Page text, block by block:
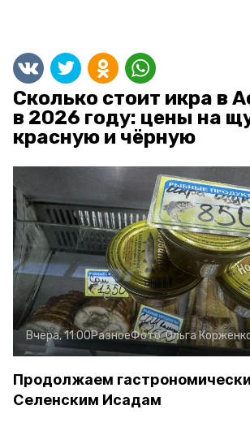
Сколько стоит икра в
в 2026 году: цены на
красную и чёрную
Вчера, 11:00РазноеФото:Ольга
Продолжаем
Селенским Исадам